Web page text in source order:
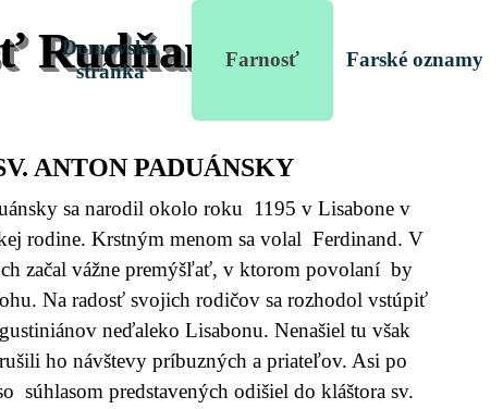
Preskočiť menu
Domovská
stránka
Farnosť ▼
Farské oznamy
Rudňany
ANTON PADUÁNSKY
sa narodil okolo roku 1195 v Lisabone v
rodine. Krstným menom sa volal Ferdinand. V
začal vážne premýšľať, v ktorom povolaní by
Na radosť svojich rodičov sa rozhodol vstúpiť
neďaleko Lisabonu. Nenašiel tu však
ho návštevy príbuzných a priateľov. Asi po
súhlasom predstavených odišiel do kláštora sv.